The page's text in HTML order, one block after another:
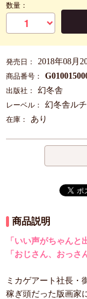
数量：
発売日： 2018年08月
商品番号：
出版社： 幻冬舎
レーベル： 幻冬舎ル
在庫： あり
商品説明
「いい声がちゃんと
「おじさん、おっさ
ミカゲアート社長・
稼ぎ頭だった版画家